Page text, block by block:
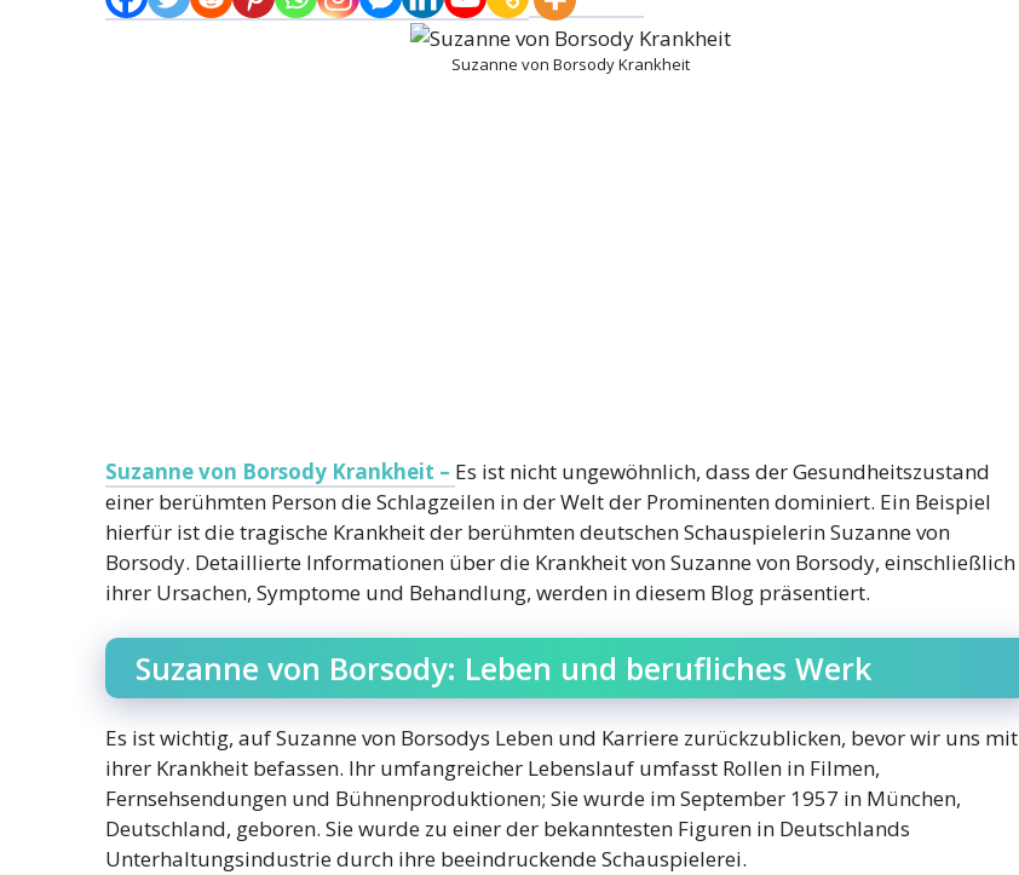
Suzanne von Borsody Krankheit
Suzanne von Borsody Krankheit – Es ist nicht ungewöhnlich, dass der Gesundheitszustand
einer berühmten Person die Schlagzeilen in der Welt der Prominenten dominiert. Ein Beispiel
hierfür ist die tragische Krankheit der berühmten deutschen Schauspielerin Suzanne von
Borsody. Detaillierte Informationen über die Krankheit von Suzanne von Borsody, einschließlich
ihrer Ursachen, Symptome und Behandlung, werden in diesem Blog präsentiert.
Suzanne von Borsody: Leben und berufliches Werk
Es ist wichtig, auf Suzanne von Borsodys Leben und Karriere zurückzublicken, bevor wir uns mit
ihrer Krankheit befassen. Ihr umfangreicher Lebenslauf umfasst Rollen in Filmen,
Fernsehsendungen und Bühnenproduktionen; Sie wurde im September 1957 in München,
Deutschland, geboren. Sie wurde zu einer der bekanntesten Figuren in Deutschlands
Unterhaltungsindustrie durch ihre beeindruckende Schauspielerei.